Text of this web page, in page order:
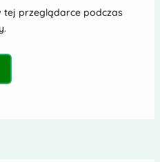
przeglądarce podczas